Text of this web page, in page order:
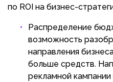
по ROI на бизнес-
Распределение
возможность
направления
больше средств.
рекламной